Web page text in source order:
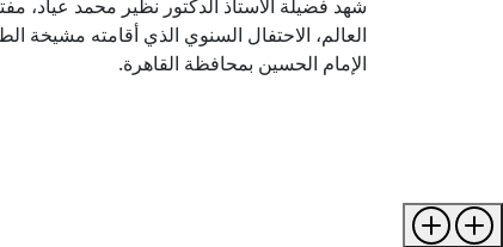
شهد فضيلة الأستاذ الدكتور نظير محمد عياد،
العالم، الاحتفال السنوي الذي أقامته مشيخة
الإمام الحسين بمحافظة القاهرة.